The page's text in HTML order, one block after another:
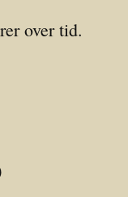
over tid.